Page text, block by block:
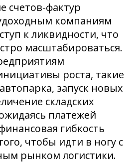
счетов-фактур
компаниям
к ликвидности, что
масштабироваться.
роста, такие
запуск новых
складских
платежей
гибкость
чтобы идти в ногу с
рынком логистики.